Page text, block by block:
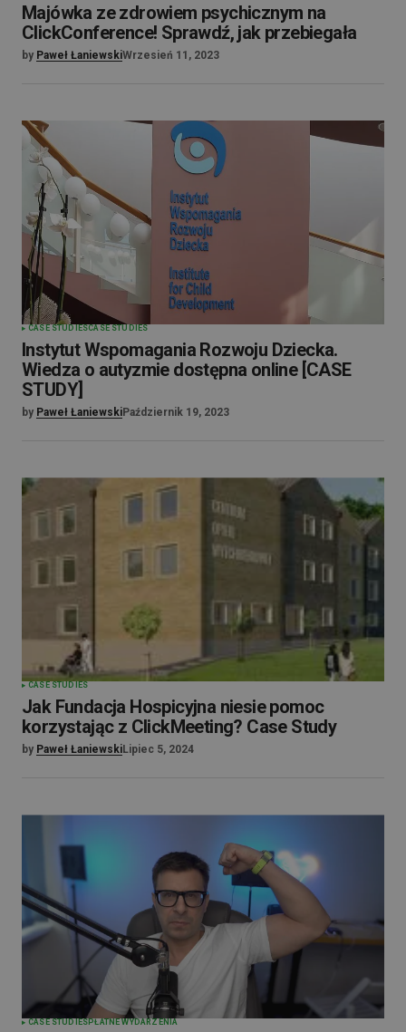
Majówka ze zdrowiem psychicznym na
ClickConference! Sprawdź, jak przebiegała
by Paweł ŁaniewskiWrzesień 11, 2023
CASE STUDIESCASE STUDIES
Instytut Wspomagania Rozwoju Dziecka.
Wiedza o autyzmie dostępna online [CASE
STUDY]
by Paweł ŁaniewskiPaździernik 19, 2023
CASE STUDIES
Jak Fundacja Hospicyjna niesie pomoc
korzystając z ClickMeeting? Case Study
by Paweł ŁaniewskiLipiec 5, 2024
CASE STUDIES PŁATNE WYDARZENIA